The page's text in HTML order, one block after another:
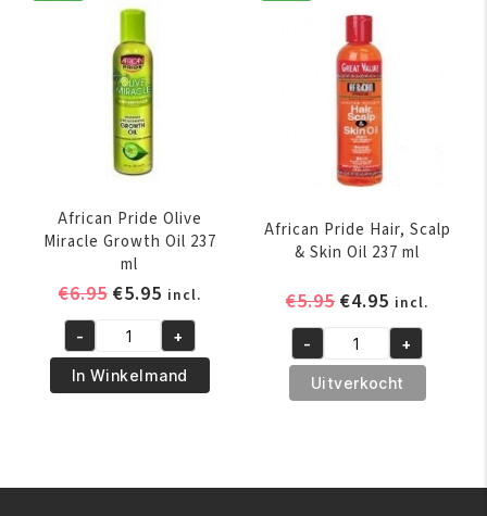
Softening
aantal
African Pride Olive
Miracle Growth Oil 237
ml
€6.95 Oorspronkelijke
was:
€6.95.
€5.95Huidige
prijs
is:
€5.95.
incl.
African
Pride
Olive
- +
In Winkelmand
African Pride Hair, Scalp
& Skin Oil 237 ml
€5.95
was:
€5.95.
€4.95 Huidige
prijs
is:
€4.95.
incl.
African
Pride
Hair,
Skin
- +
Uitverkocht